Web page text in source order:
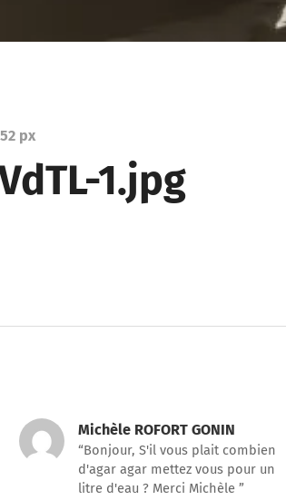
px
1.jpg
Michèle ROFORT GONIN
“Bonjour, S'il vous plait combien
d'agar agar mettez vous pour un
litre d'eau ? Merci Michèle ”